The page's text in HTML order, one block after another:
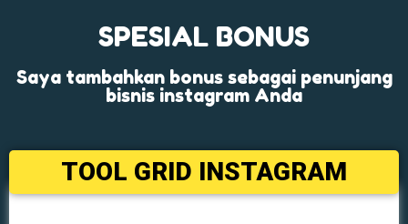
SPESIAL BONUS
Saya tambahkan bonus sebagai penunjang
bisnis instagram Anda
TOOL GRID INSTAGRAM